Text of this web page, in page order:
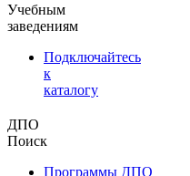
Учебным
заведениям
Подключайтесь
к
каталогу
ДПО
Поиск
Программы ДПО